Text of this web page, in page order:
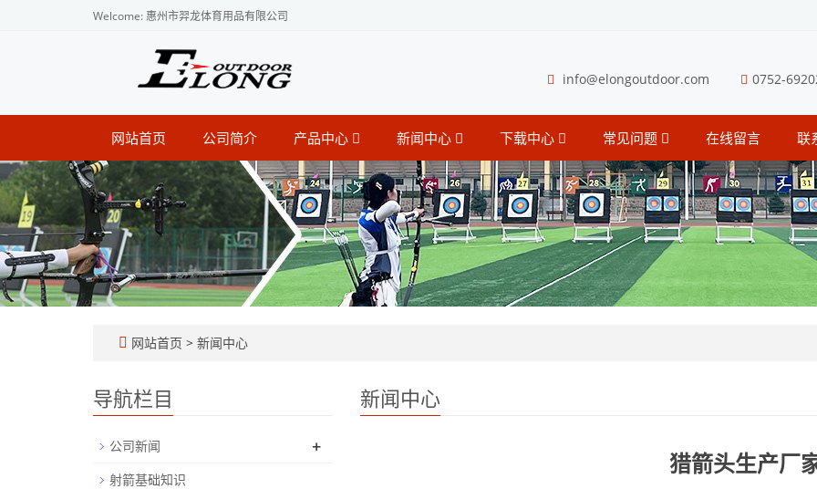
Welcome: 惠州市羿龙体育用品有限公司
info@elongoutdoor.com 0752-
网站首页 公司简介 产品中心 新闻中心 下载中心 常见问题 在线留言 联
网站首页 > 新闻中心
新闻中心
猎箭头生产厂
导航栏目
公司新闻 +
射箭基础知识